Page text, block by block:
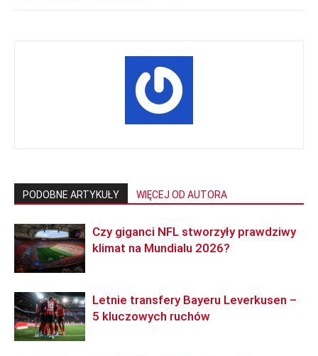
PODOBNE ARTYKUŁY WIĘCEJ OD AUTORA
Czy giganci NFL stworzyły prawdziwy
klimat na Mundialu 2026?
Letnie transfery Bayeru Leverkusen –
5 kluczowych ruchów